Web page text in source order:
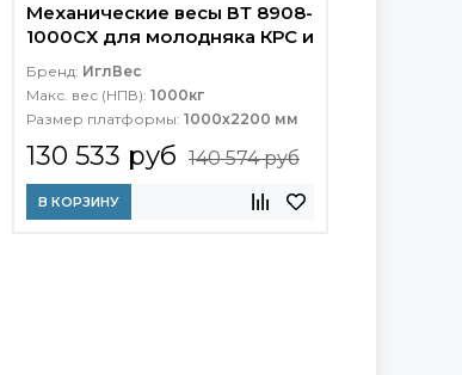
Механические весы ВТ 8908-
1000СХ для молодняка КРС и
свиней
Бренд: ИглВес
Макс. вес (НПВ): 1000кг
Размер платформы: 1000х2200 мм
130 533 руб 140 574 руб
В КОРЗИНУ